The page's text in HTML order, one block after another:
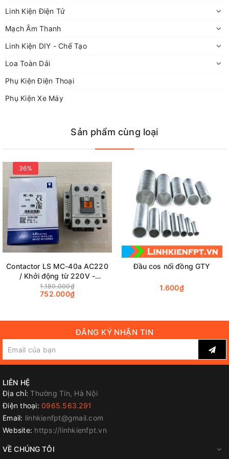
Thanks and Best regards
Linh Kiện Điện Tử
Mạch Âm Thanh
Linh Kiện DIY - Chế Tạo
Loa Toàn Dải
Phụ Kiện Điện Thoại
Phụ Kiện Xe Máy
Sản phẩm cùng loại
36%
Contactor LS MC-40a AC220
/ Khởi động từ 220V -
2NO+2NC - 18.5kW chính
hãng
1.180.000₫
752.000₫
Đầu cos nối đồng GTY
1.600₫
ĐĂNG KÝ NHẬN TIN
LIÊN HỆ
Địa chỉ: Thường Tín, Hà Nội
Điện thoại: 0965.563.291
Email: linhkienfpt@gmail.com
Website: https://linhkienfpt.vn
VỀ CHÚNG TÔI